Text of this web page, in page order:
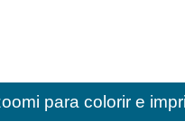
para colorir e